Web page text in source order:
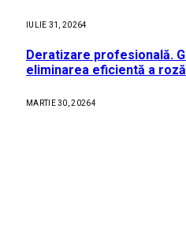
IULIE 31, 20264
Deratizare profesională.
eliminarea eficientă a
MARTIE 30, 20264